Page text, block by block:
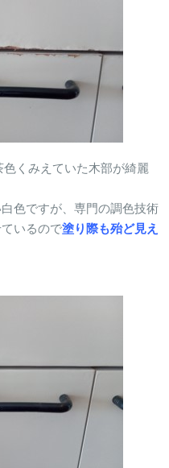
くみえていた木部が綺麗
色ですが、専門の調色技術
いるので塗り際も殆ど見え